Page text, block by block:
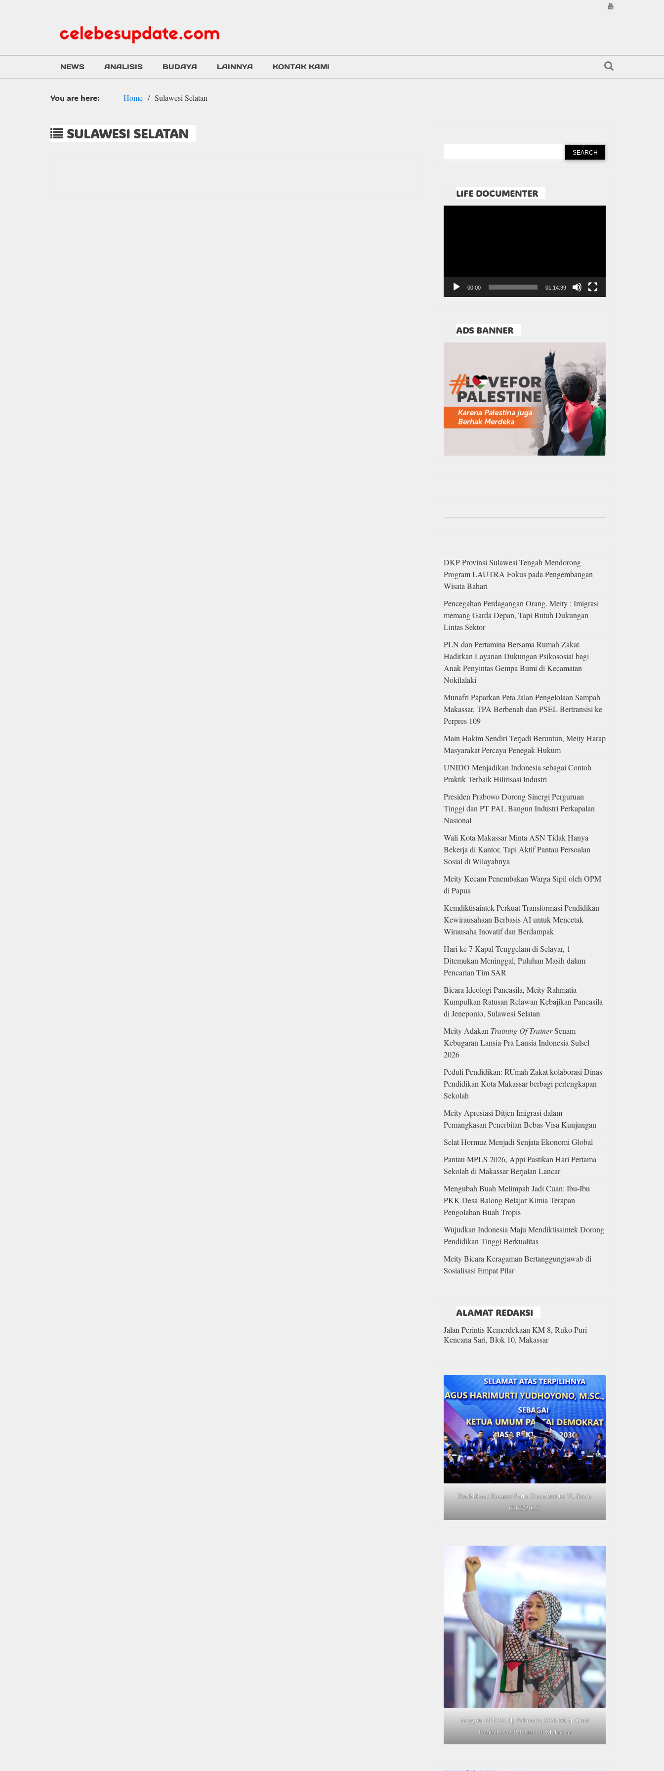
NEWS ANALISIS BUDAYA LAINNYA KONTAK KAMI
You are here: Home Sulawesi Selatan
SULAWESI SELATAN
LIFE DOCUMENTER
00:00 01:14:39
ADS BANNER
DKP Provinsi Sulawesi Tengah Mendorong
Program LAUTRA Fokus pada Pengembangan
Wisata Bahari
Pencegahan Perdagangan Orang. Meity : Imigrasi
memang Garda Depan, Tapi Butuh Dukungan
Lintas Sektor
PLN dan Pertamina Bersama Rumah Zakat
Hadirkan Layanan Dukungan Psikososial bagi
Anak Penyintas Gempa Bumi di Kecamatan
Nokilalaki
Munafri Paparkan Peta Jalan Pengelolaan Sampah
Makassar, TPA Berbenah dan PSEL Bertransisi ke
Perpres 109
Main Hakim Sendiri Terjadi Beruntun, Meity Harap
Masyarakat Percaya Penegak Hukum
UNIDO Menjadikan Indonesia sebagai Contoh
Praktik Terbaik Hilirisasi Industri
Presiden Prabowo Dorong Sinergi Perguruan
Tinggi dan PT PAL Bangun Industri Perkapalan
Nasional
Wali Kota Makassar Minta ASN Tidak Hanya
Bekerja di Kantor, Tapi Aktif Pantau Persoalan
Sosial di Wilayahnya
Meity Kecam Penembakan Warga Sipil oleh OPM
di Papua
Kemdiktisaintek Perkuat Transformasi Pendidikan
Kewirausahaan Berbasis AI untuk Mencetak
Wirausaha Inovatif dan Berdampak
Hari ke 7 Kapal Tenggelam di Selayar, 1
Ditemukan Meninggal, Puluhan Masih dalam
Pencarian Tim SAR
Bicara Ideologi Pancasila, Meity Rahmatia
Kumpulkan Ratusan Relawan Kebajikan Pancasila
di Jeneponto, Sulawesi Selatan
Meity Adakan Training Of TrainerSenam
Kebugaran Lansia-Pra Lansia Indonesia Sulsel
2026
Peduli Pendidikan: RUmah Zakat kolaborasi Dinas
Pendidikan Kota Makassar berbagi perlengkapan
Sekolah
Meity Apresiasi Ditjen Imigrasi dalam
Pemangkasan Penerbitan Bebas Visa Kunjungan
Selat Hormuz Menjadi Senjata Ekonomi Global
Pantau MPLS 2026, Appi Pastikan Hari Pertama
Sekolah di Makassar Berjalan Lancar
Mengubah Buah Melimpah Jadi Cuan: Ibu-Ibu
PKK Desa Balong Belajar Kimia Terapan
Pengolahan Buah Tropis
Wujudkan Indonesia Maju Mendiktisaintek Dorong
Pendidikan Tinggi Berkualitas
Meity Bicara Keragaman Bertanggungjawab di
Sosialisasi Empat Pilar
ALAMAT REDAKSI
Jalan Perintis Kemerdekaan KM 8, Ruko Puri
Kencana Sari, Blok 10, Makassar
Pembukaan Kongres Partai Demokrat ke VI, Senin
(24/2/2025)
Anggota DPR RI, Hj Rahmatia, S.Pd.,M.M, Orasi
Pembebasan Palestina di Makassar